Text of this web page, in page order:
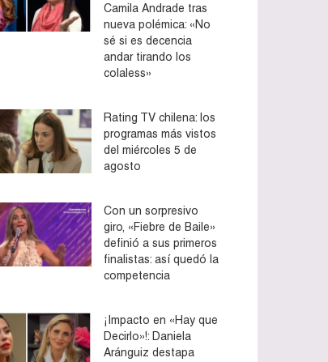
Camila Andrade tras
nueva polémica: «No
sé si es decencia
andar tirando los
colaless»
Rating TV chilena: los
programas más vistos
del miércoles 5 de
agosto
Con un sorpresivo
giro, «Fiebre de Baile»
definió a sus primeros
finalistas: así quedó la
competencia
¡Impacto en «Hay que
Decirlo»!: Daniela
Aránguiz destapa